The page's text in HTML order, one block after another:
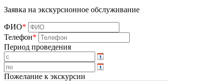
Заявка на экскурсионное обслуживание
ФИО*
Телефон*
Период проведения
Пожелание к экскурсии